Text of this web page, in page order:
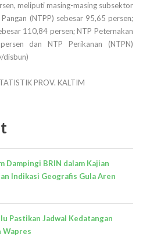
meliputi masing-masing subsektor
(NTPP) sebesar 95,65 persen;
110,84 persen; NTP Peternakan
dan NTP Perikanan (NTPN)
disbun)
PROV. KALTIM
Dampingi BRIN dalam Kajian
Indikasi Geografis Gula Aren
Pastikan Jadwal Kedatangan
Wapres